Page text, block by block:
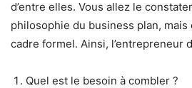
d’entre elles. Vous allez le
philosophie du business plan,
cadre formel. Ainsi, l’entrepreneur
Quel est le besoin à combler ?